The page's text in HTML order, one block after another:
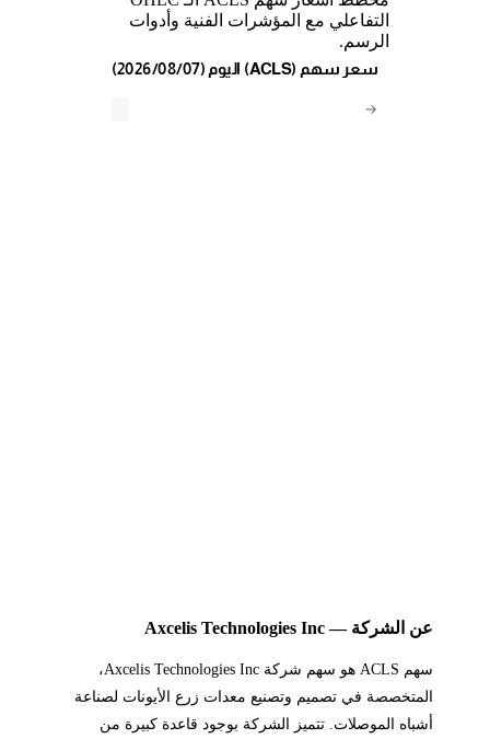
التفاعلي مع المؤشرات الفنية وأدوات
الرسم.
→
(2026/08/07) اليوم (ACLS) سعر سهم
عن الشركة — Axcelis Technologies Inc
سهم ACLS هو سهم شركة Axcelis Technologies Inc،
المتخصصة في تصميم وتصنيع معدات زرع الأيونات لصناعة
أشباه الموصلات. تتميز الشركة بوجود قاعدة كبيرة من